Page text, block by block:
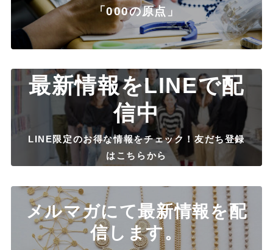
「000の原点」
最新情報をLINEで配
信中
LINE限定のお得な情報をチェック！友だち登録
はこちらから
メルマガにて最新情報を配
信します。